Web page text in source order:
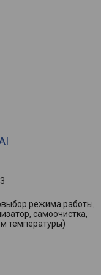
режима работы,
самоочистка,
температуры)